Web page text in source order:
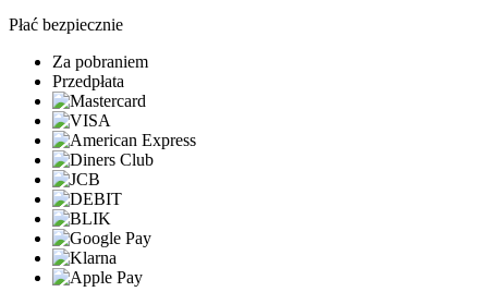
Płać bezpiecznie
Za pobraniem
Przedpłata